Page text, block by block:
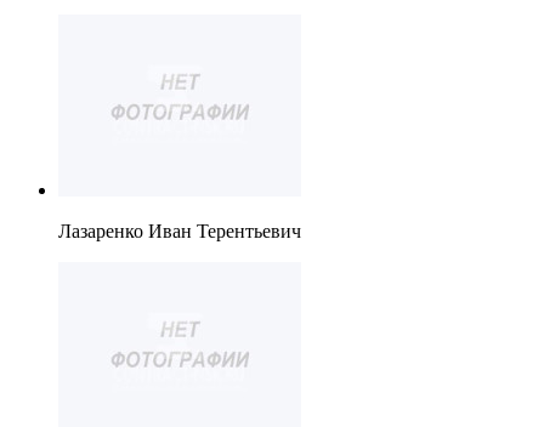
Лазаренко Иван Терентьевич